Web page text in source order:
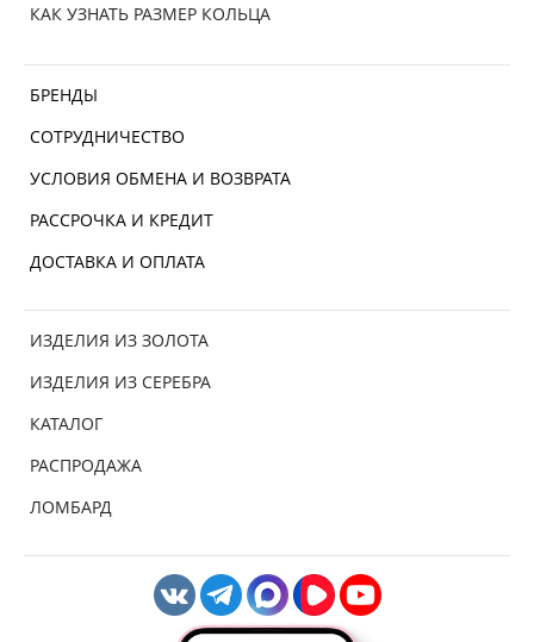
КАК УЗНАТЬ РАЗМЕР КОЛЬЦА
БРЕНДЫ
СОТРУДНИЧЕСТВО
УСЛОВИЯ ОБМЕНА И ВОЗВРАТА
РАССРОЧКА И КРЕДИТ
ДОСТАВКА И ОПЛАТА
ИЗДЕЛИЯ ИЗ ЗОЛОТА
ИЗДЕЛИЯ ИЗ СЕРЕБРА
КАТАЛОГ
РАСПРОДАЖА
ЛОМБАРД